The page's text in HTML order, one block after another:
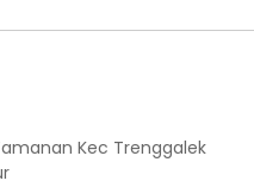
Kec Trenggalek